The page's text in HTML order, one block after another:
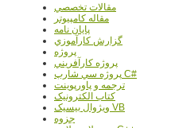
مقالات تخصصي
مقاله کامپیوتر
پایان نامه
گزارش کارآموزي
پروژه
پروژه کارآفريني
پروژه سي شارپ C#
ترجمه و پاورپوينت
کتاب الکترونيک
ويژوال بيسيک VB
جزوه